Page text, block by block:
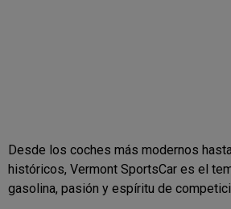
Desde los coches más modernos
históricos, Vermont SportsCar es el
gasolina, pasión y espíritu de